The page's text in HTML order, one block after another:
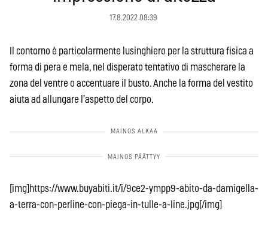
17.8.2022 08:39
Il contorno è particolarmente lusinghiero per la struttura fisica a
forma di pera e mela, nel disperato tentativo di mascherare la
zona del ventre o accentuare il busto. Anche la forma del vestito
aiuta ad allungare l’aspetto del corpo.
[img]https://www.buyabiti.it/i/9ce2-ympp9-abito-da-damigella-
a-terra-con-perline-con-piega-in-tulle-a-line.jpg[/img]